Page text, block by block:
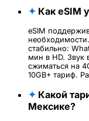
✦ Как eSIM
eSIM
стабильно:
мин в HD. Звук
сжиматься на
10GB+ тариф.
✦ Какой
Мексике?